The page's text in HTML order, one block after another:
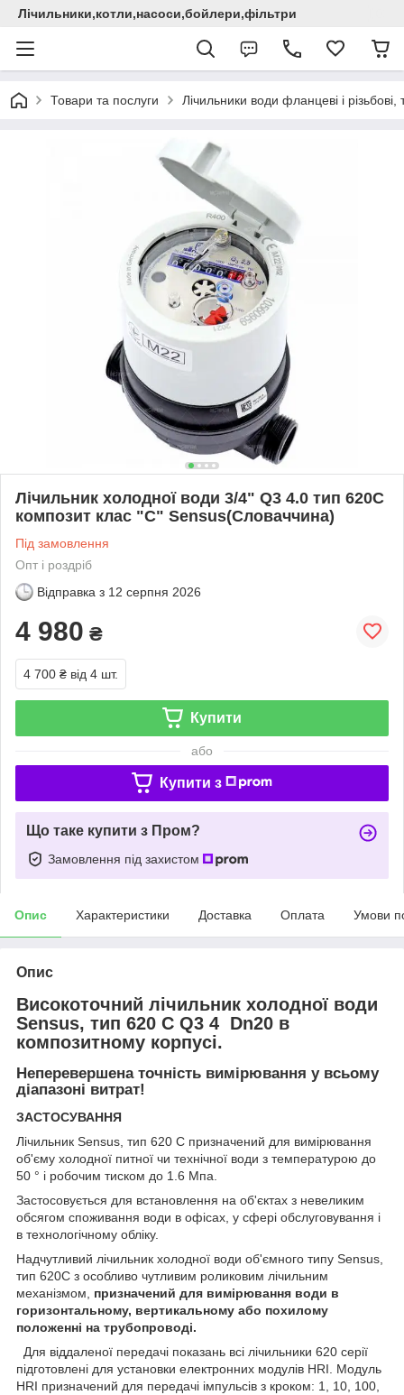
Лічильники,котли,насоси,бойлери,фільтри
Товари та послуги Лічильники води фланцеві і
Лічильник холодної води 3/4" Q3 4.0 тип 620С
композит клас "С" Sensus(Словаччина)
Під замовлення
Опт і роздріб
Відправка з 12 серпня 2026
4 980 ₴
4 700 ₴ від 4 шт.
Купити
або
Купити з
Що таке купити з Пром?
Замовлення під захистом
Опис Характеристики Доставка Оплата Умови
Опис
Високоточний лічильник холодної води
Sensus, тип 620 С Q3 4 Dn20 в
композитному корпусі.
Неперевершена точність вимірювання у всьому
діапазоні витрат!
ЗАСТОСУВАННЯ
Лічильник Sensus, тип 620 С призначений для вимірювання
об'єму холодної питної чи технічної води з температурою до
50 ° і робочим тиском до 1.6 Мпа.
Застосовується для встановлення на об'єктах з невеликим
обсягом споживання води в офісах, у сфері обслуговування і
в технологічному обліку.
Надчутливий лічильник холодної води об'ємного типу Sensus,
тип 620С з особливо чутливим роликовим лічильним
механізмом, призначений для вимірювання води в
горизонтальному, вертикальному або похилому
положенні на трубопроводі.
Для віддаленої передачі показань всі лічильники 620 серії
підготовлені для установки електронних модулів HRI. Модуль
HRI призначений для передачі імпульсів з кроком: 1, 10, 100,